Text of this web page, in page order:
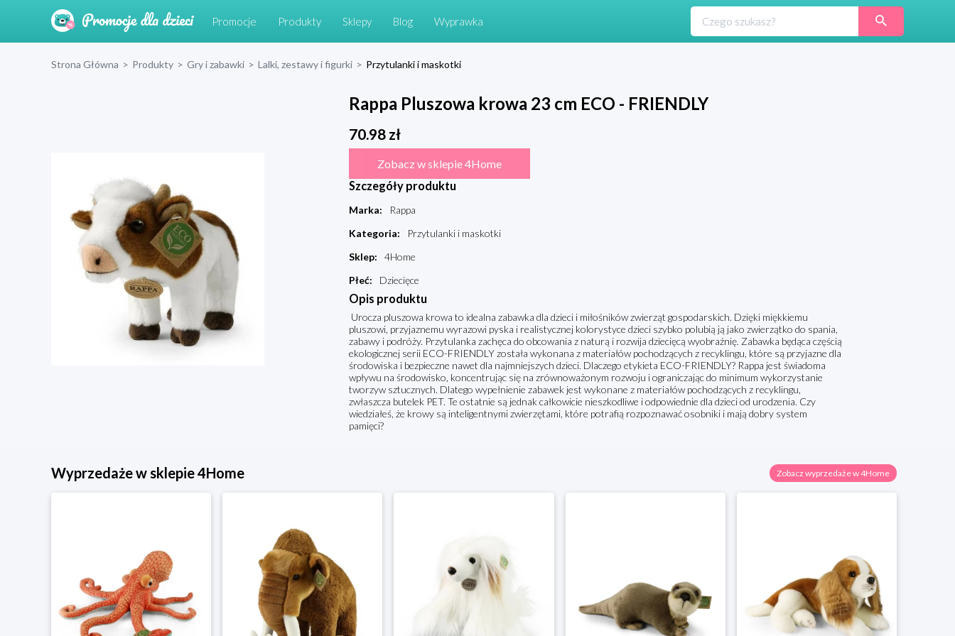
Promocje Produkty Sklepy Blog Wyprawka
Strona Główna > Produkty > Gry i zabawki > Lalki, zestawy i figurki > Przytulanki i maskotki
Rappa Pluszowa krowa 23 cm ECO - FRIENDLY
70.98zł
Zobacz w sklepie 4Home
Szczegóły produktu
Marka:
Rappa
Kategoria:
Przytulanki i maskotki
Sklep:
4Home
Płeć: Dziecięce
Opis produktu
Urocza pluszowa krowa to idealna zabawka dla dzieci i miłośników zwierząt gospodarskich. Dzięki miękkiemu
pluszowi, przyjaznemu wyrazowi pyska i realistycznej kolorystyce dzieci szybko polubią ją jako zwierzątko do spania,
zabawy i podróży. Przytulanka zachęca do obcowania z naturą i rozwija dziecięcą wyobraźnię. Zabawka będąca częścią
ekologicznej serii ECO-FRIENDLY została wykonana z materiałów pochodzących z recyklingu, które są przyjazne dla
środowiska i bezpieczne nawet dla najmniejszych dzieci. Dlaczego etykieta ECO-FRIENDLY? Rappa jest świadoma
wpływu na środowisko, koncentrując się na zrównoważonym rozwoju i ograniczając do minimum wykorzystanie
tworzyw sztucznych. Dlatego wypełnienie zabawek jest wykonane z materiałów pochodzących z recyklingu,
zwłaszcza butelek PET. Te ostatnie są jednak całkowicie nieszkodliwe i odpowiednie dla dzieci od urodzenia. Czy
wiedziałeś, że krowy są inteligentnymi zwierzętami, które potrafią rozpoznawać osobniki i mają dobry system
pamięci?
Wyprzedaże w sklepie 4Home Zobacz wyprzedaże w 4Home